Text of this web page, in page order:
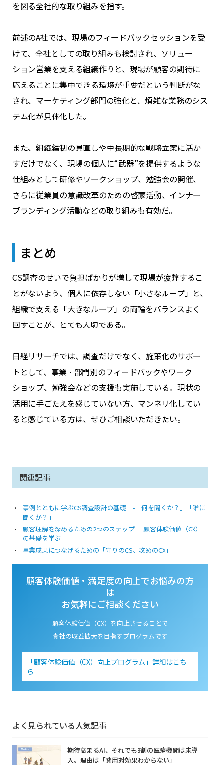
を図る全社的な取り組みを指す。
前述のA社では、現場のフィードバックセッションを受
けて、全社としての取り組みも検討され、ソリュー
ション営業を支える組織作りと、現場が顧客の期待に
応えることに集中できる環境が重要だという判断がな
され、マーケティング部門の強化と、煩雑な業務のシス
テム化が具体化した。
また、組織編制の見直しや中長期的な戦略立案に活か
すだけでなく、現場の個人に“武器”を提供するような
仕組みとして研修やワークショップ、勉強会の開催、
さらに従業員の意識改革のための啓蒙活動、インナー
ブランディング活動などの取り組みも有効だ。
まとめ
CS調査のせいで負担ばかりが増して現場が疲弊するこ
とがないよう、個人に依存しない「小さなループ」と、
組織で支える「大きなループ」の両輪をバランスよく
回すことが、とても大切である。
日経リサーチでは、調査だけでなく、施策化のサポー
トとして、事業・部門別のフィードバックやワーク
ショップ、勉強会などの支援も実施している。現状の
活用に手ごたえを感じていない方、マンネリ化してい
ると感じている方は、ぜひご相談いただきたい。
関連記事
事例とともに学ぶCS調査設計の基礎 -「何を聞くか？」「誰に
聞くか？」-
顧客理解を深めるための2つのステップ -顧客体験価値（CX）
の基礎を学ぶ-
事業成果につなげるための「守りのCS、攻めのCX」
顧客体験価値・満足度の向上でお悩みの方
は
お気軽にご相談ください
顧客体験価値（CX）を向上させることで
貴社の収益拡大を目指すプログラムです
「顧客体験価値（CX）向上プログラム」詳細はこち
ら
よく見られている人気記事
期待高まるAI、それでも8割の医療機関は未導
入。理由は「費用対効果わからない」